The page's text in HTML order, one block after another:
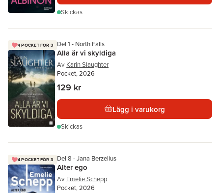
Skickas
4 POCKET FÖR 3 Del 1 - North Falls
Alla är vi skyldiga
Av Karin Slaughter
Pocket, 2026
129 kr
Lägg i varukorg
Skickas
4 POCKET FÖR 3 Del 8 - Jana Berzelius
Alter ego
Av Emelie Schepp
Pocket, 2026